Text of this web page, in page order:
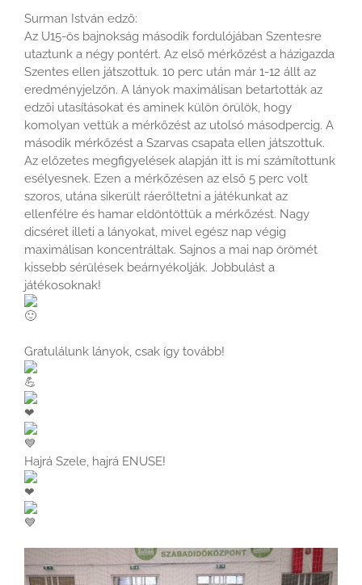
Surman István edző:
Az U15-ös bajnokság második fordulójában Szentesre
utaztunk a négy pontért. Az első mérkőzést a házigazda
Szentes ellen játszottuk. 10 perc után már 1-12 állt az
eredményjelzőn. A lányok maximálisan betartották az
edzői utasításokat és aminek külön örülök, hogy
komolyan vettük a mérkőzést az utolsó másodpercig. A
második mérkőzést a Szarvas csapata ellen játszottuk.
Az előzetes megfigyelések alapján itt is mi számítottunk
esélyesnek. Ezen a mérkőzésen az első 5 perc volt
szoros, utána sikerült ráerőltetni a játékunkat az
ellenfélre és hamar eldöntöttük a mérkőzést. Nagy
dicséret illeti a lányokat, mivel egész nap végig
maximálisan koncentráltak. Sajnos a mai nap örömét
kissebb sérülések beárnyékolják. Jobbulást a
játékosoknak!
Gratulálunk lányok, csak így tovább!
Hajrá Szele, hajrá ENUSE!